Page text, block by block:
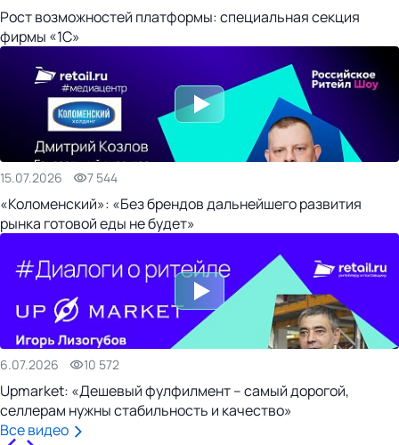
Рост возможностей платформы: специальная секция
фирмы «1С»
15.07.2026 7 544
«Коломенский»: «Без брендов дальнейшего развития
рынка готовой еды не будет»
6.07.2026 10 572
Upmarket: «Дешевый фулфилмент – самый дорогой,
селлерам нужны стабильность и качество»
Все видео